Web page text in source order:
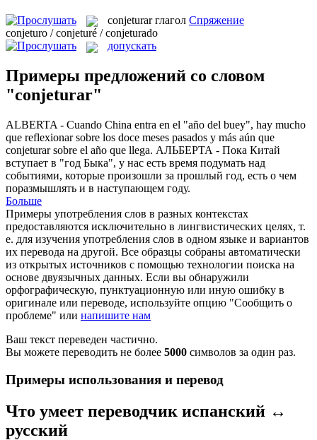
conjeturar глагол Спряжение
conjeturo / conjeturé / conjeturado
допускать
Примеры предложений со словом
"conjeturar"
ALBERTA - Cuando China entra en el "año del buey", hay mucho
que reflexionar sobre los doce meses pasados y más aún que
conjeturarsobre el año que llega. АЛЬБЕРТА - Пока Китай
вступает в "год Быка", у нас есть время подумать над
событиями, которые произошли за прошлый год, есть о чем
поразмышлять и в наступающем году.
Больше
Примеры употребления слов в разных контекстах
предоставляются исключительно в лингвистических целях, т.
е. для изучения употребления слов в одном языке и вариантов
их перевода на другой. Все образцы собраны автоматически
из открытых источников с помощью технологии поиска на
основе двуязычных данных. Если вы обнаружили
орфографическую, пунктуационную или иную ошибку в
оригинале или переводе, используйте опцию "Сообщить о
проблеме" или напишите нам
Ваш текст переведен частично.
Вы можете переводить не более 5000 символов за один раз.
Примеры использования и перевод
Что умеет переводчик испанский ↔
русский